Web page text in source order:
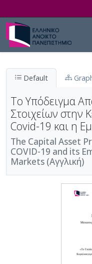
Default
Το Υπόδειγμα
Στοιχείων στην
Covid-19 και η
The Capital Asset
COVID-19 and its
Markets (Αγγλική)